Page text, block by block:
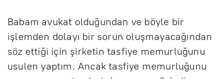
Babam avukat olduğundan ve böyle bir
işlemden dolayı bir sorun oluşmayacağından
söz ettiği için şirketin tasfiye memurluğunu
usulen yaptım. Ancak tasfiye memurluğunu